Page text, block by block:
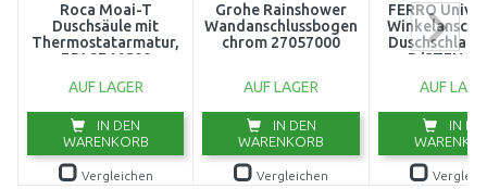
Roca Moai-T
Duschsäule mit
Thermostatarmatur,
75A9746C00
AUF LAGER
IN DEN
WARENKORB
Vergleichen
Grohe Rainshower
Wandanschlussbogen
chrom 27057000
AUF LAGER
IN DEN
WARENKORB
Vergleichen
FERRO
D/
AUF
IN